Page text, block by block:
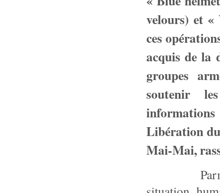
velours) et
ces
acquis de la
groupes
soutenir
Libération
Mai-Mai,
Parmi les